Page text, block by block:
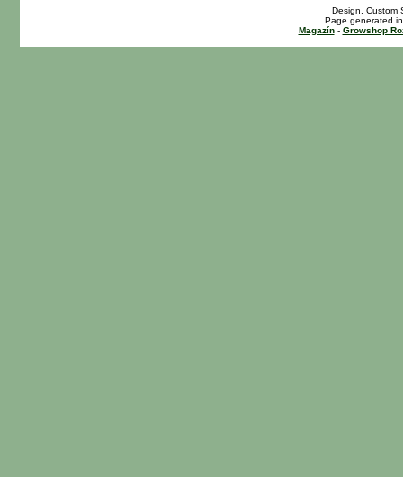
Design, Custom
Page generated
Magazín- Growshop